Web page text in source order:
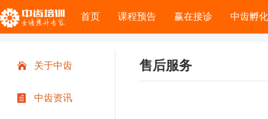
首页 课程预告 赢在接诊 中齿孵
关于中齿
中齿资讯
售后服务